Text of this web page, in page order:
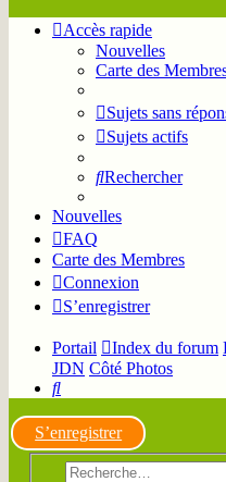
Accès rapide
Nouvelles
Carte des
Sujets sans
Sujets actifs
Rechercher
Nouvelles
FAQ
Carte des Membres
Connexion
S’enregistrer
Portail Index du forum
JDN Côté Photos
Rechercher
S’enregistrer